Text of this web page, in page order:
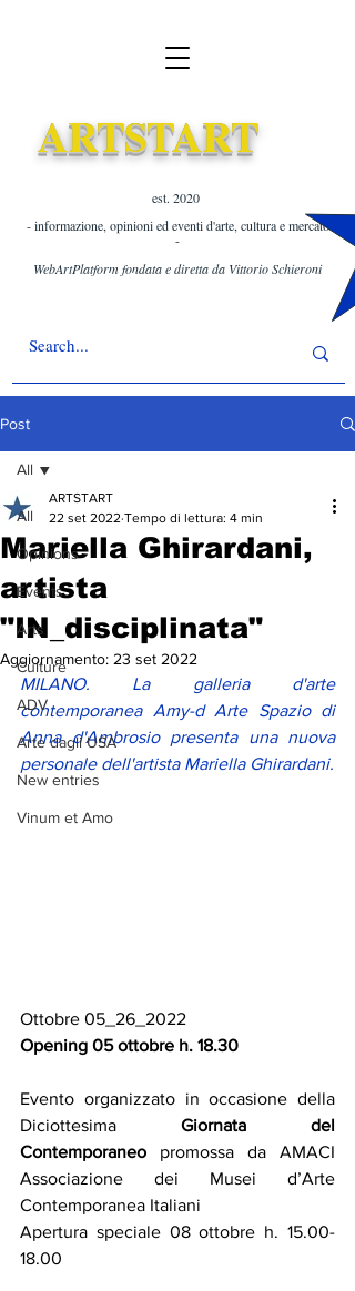
ARTSTART
est. 2020 ​
- informazione, opinioni ed eventi d'arte, cultura e mercato
-
WebArtPlatform fondata e diretta da Vittorio Schieroni
Post
All
Opinions
Events
Arts
Culture
ADV
Arte dagli USA
New entries
Vinum et Amo
All
Mariella Ghirardani,
artista
"IN_disciplinata"
ARTSTART
22 set 2022 Tempo di lettura: 4 min
Aggiornamento: 23 set 2022
MILANO. La galleria d'arte
contemporanea Amy-d Arte Spazio di
Anna d'Ambrosio presenta una nuova
Ottobre 05_26_2022
Opening 05 ottobre h. 18.30
Evento organizzato in occasione della
Diciottesima Giornata del
Contemporaneo promossa da AMACI
Associazione dei Musei d’Arte
Contemporanea Italiani
Apertura speciale 08 ottobre h. 15.00-
18.00